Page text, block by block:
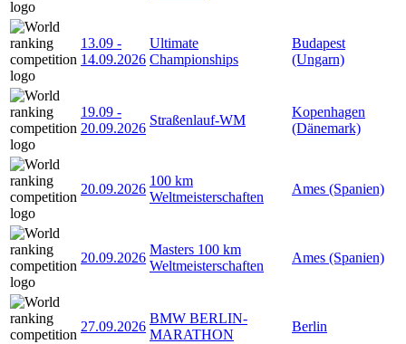
13.09 -
14.09.2026
Ultimate
Championships
Budapest
(Ungarn)
19.09 -
20.09.2026
Straßenlauf-WM
Kopenhagen
(Dänemark)
20.09.2026
100 km
Weltmeisterschaften
Ames (Spanien)
20.09.2026
Masters 100 km
Weltmeisterschaften
Ames (Spanien)
27.09.2026
BMW BERLIN-
MARATHON
Berlin